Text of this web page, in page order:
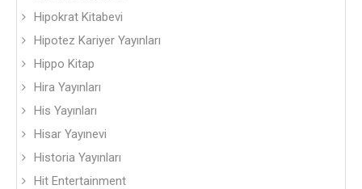
Hipokrat Kitabevi
Hipotez Kariyer Yayınları
Hippo Kitap
Hira Yayınları
His Yayınları
Hisar Yayınevi
Historia Yayınları
Hit Entertainment